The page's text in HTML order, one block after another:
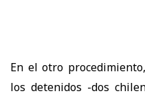
En el otro
los detenidos -dos